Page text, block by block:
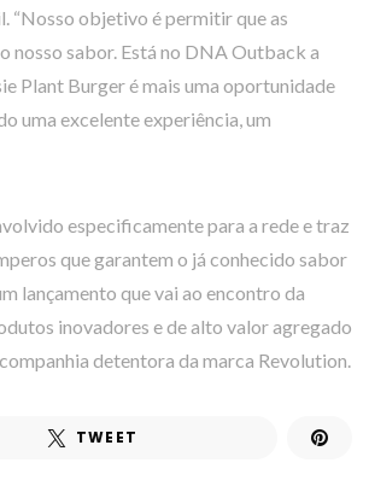
“Nosso objetivo é permitir que as
nosso sabor. Está no DNA Outback a
Plant Burger é mais uma oportunidade
uma excelente experiência, um
especificamente para a rede e traz
que garantem o já conhecido sabor
lançamento que vai ao encontro da
inovadores e de alto valor agregado
detentora da marca Revolution.
TWEET